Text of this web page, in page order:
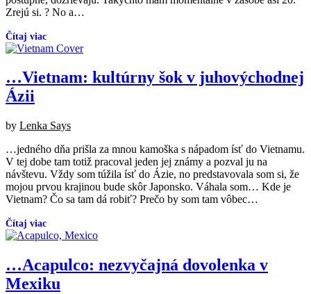
Zrejú si. ? No a…
…Vietnam: kultúrny šok v juhovýchodnej
Ázii
Posted
11/201712/2025
by Lenka Says
…jedného dňa prišla za mnou kamoška s nápadom ísť do Vietnamu.
V tej dobe tam totiž pracoval jeden jej známy a pozval ju na
návštevu. Vždy som túžila ísť do Ázie, no predstavovala som si, že
mojou prvou krajinou bude skôr Japonsko. Váhala som… Kde je
Vietnam? Čo sa tam dá robiť? Prečo by som tam vôbec…
…Acapulco: nezvyčajná dovolenka v
Mexiku